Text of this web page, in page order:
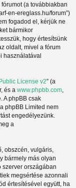
ió
(a továbbiakban
en-ereglass.hu/forum”)
fogadod el, kérjük ne
bármikor
hogy értesítsünk
oldalt, mivel a fórum
használatával
License v2” (a
és a www.phpbb.com
A phpBB csak
phpBB Limited nem
engedélyezünk.
a
obszcén, vulgáris,
bármely más olyan
szerver országában
megsértése azonnali
értesítésével együtt, ha